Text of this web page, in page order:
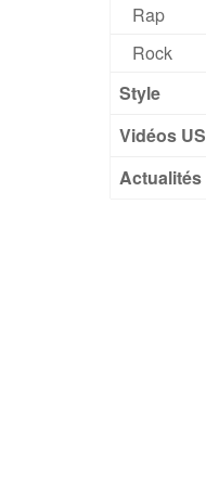
Rap
Rock
Style
Vidéos US
Actualités